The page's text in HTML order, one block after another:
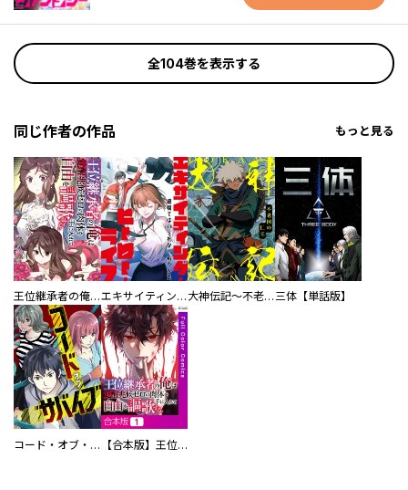
全104巻を表示する
同じ作者の作品 もっと見る
王位継承者の俺は覚醒兆候ゼロの肉体を手に入れて自由を謳歌する。 エキサイティング・ヒーロー・ライフ～退屈ではいられない私の人生 大神伝記～不老国の仁王～三体【単話版】
コード・オブ・サバイブ 【合本版】王位継承者の俺は覚醒兆候ゼロの肉体を手に入れて自由を謳歌する。